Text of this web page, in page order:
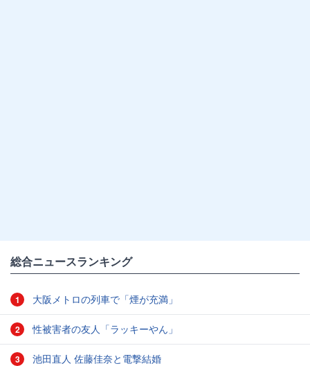
総合ニュースランキング
1 大阪メトロの列車で「煙が充満」
2 性被害者の友人「ラッキーやん」
3 池田直人 佐藤佳奈と電撃結婚